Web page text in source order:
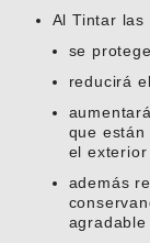
Al Tintar las
se
reducirá
que
el exterior
además
agradable